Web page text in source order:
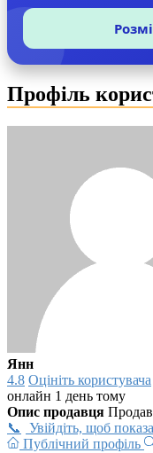
Профіль
Янн
4.8 Оцініть користувача
онлайн 1 день тому
Опис продавця
Увійдіть, щоб
Публічний профіль